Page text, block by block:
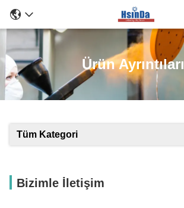
Ürün Ayrıntıları
Tüm Kategori
Bizimle İletişim